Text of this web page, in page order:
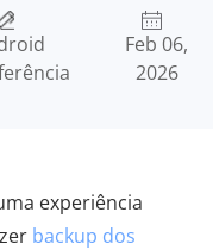
Feb 06,
2026
experiência
backup dos